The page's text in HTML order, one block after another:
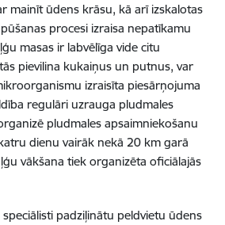
mainīt ūdens krāsu, kā arī izskalotas
procesi izraisa nepatīkamu
masas ir labvēlīga vide citu
pievilina kukaiņus un putnus, var
izraisīta piesārņojuma
regulāri uzrauga pludmales
pludmales apsaimniekošanu
dienu vairāk nekā 20 km garā
vākšana tiek organizēta oficiālajās
speciālisti padziļinātu peldvietu ūdens